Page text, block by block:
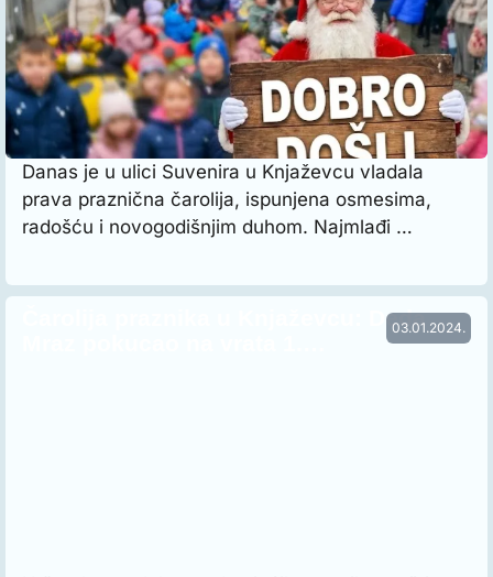
Danas je u ulici Suvenira u Knjaževcu vladala
prava praznična čarolija, ispunjena osmesima,
radošću i novogodišnjim duhom. Najmlađi …
03.01.2024.
Čarolija praznika u Knjaževcu: Deda